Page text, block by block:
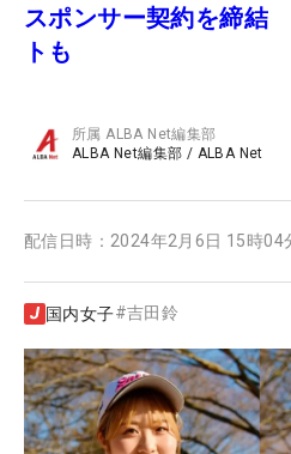
スポンサー契約を締結
トも
所属ALBA Net編集部
ALBA Net編集部 / ALBA Net
配信日時： 2024年2月6日 15時04
国内女子#吉田鈴